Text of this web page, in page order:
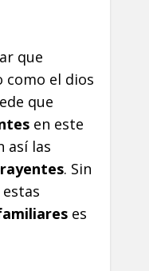
que
como el dios
que
en este
así las
. Sin
es